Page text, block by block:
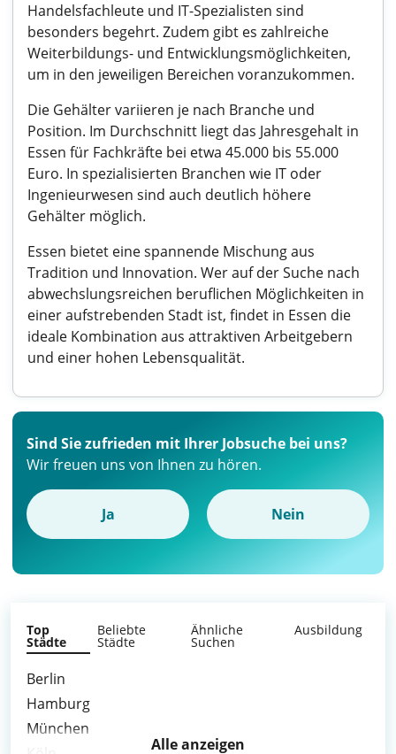
Handelsfachleute und IT-Spezialisten sind
besonders begehrt. Zudem gibt es zahlreiche
Weiterbildungs- und Entwicklungsmöglichkeiten,
um in den jeweiligen Bereichen voranzukommen.
Die Gehälter variieren je nach Branche und
Position. Im Durchschnitt liegt das Jahresgehalt in
Essen für Fachkräfte bei etwa 45.000 bis 55.000
Euro. In spezialisierten Branchen wie IT oder
Ingenieurwesen sind auch deutlich höhere
Gehälter möglich.
Essen bietet eine spannende Mischung aus
Tradition und Innovation. Wer auf der Suche nach
abwechslungsreichen beruflichen Möglichkeiten in
einer aufstrebenden Stadt ist, findet in Essen die
ideale Kombination aus attraktiven Arbeitgebern
und einer hohen Lebensqualität.
Sind Sie zufrieden mit Ihrer Jobsuche bei uns?
Wir freuen uns von Ihnen zu hören.
Ja Nein
Top
Städte
Beliebte
Städte
Ähnliche
Suchen
Ausbildung
Berlin
Hamburg
München
Alle anzeigen